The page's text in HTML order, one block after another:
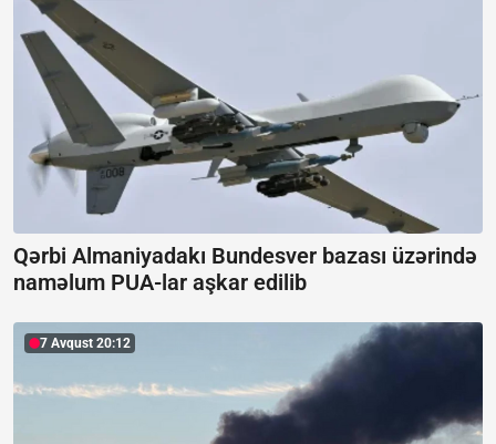
Qərbi Almaniyadakı Bundesver bazası üzərində
naməlum PUA-lar aşkar edilib
7 Avqust 20:12